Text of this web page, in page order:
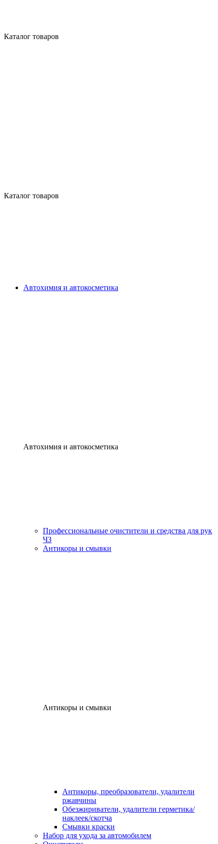
Каталог товаров
Каталог товаров
Автохимия и автокосметика
Автохимия и автокосметика
Профессиональные очистители и средства для рук
ЧЗ
Антикоры и смывки
Антикоры и смывки
Антикоры, преобразователи, удалители
ржавчины
Обезжириватели, удалители герметика/
наклеек/скотча
Смывки краски
Набор для ухода за автомобилем